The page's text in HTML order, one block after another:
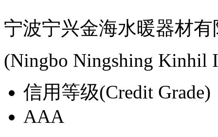
宁波宁兴金海水暖器材
(Ningbo Ningshing Kinhil
信用等级(Credit Grade)
AAA